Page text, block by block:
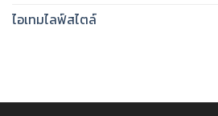
ไอเทมไลฟ์สไตล์